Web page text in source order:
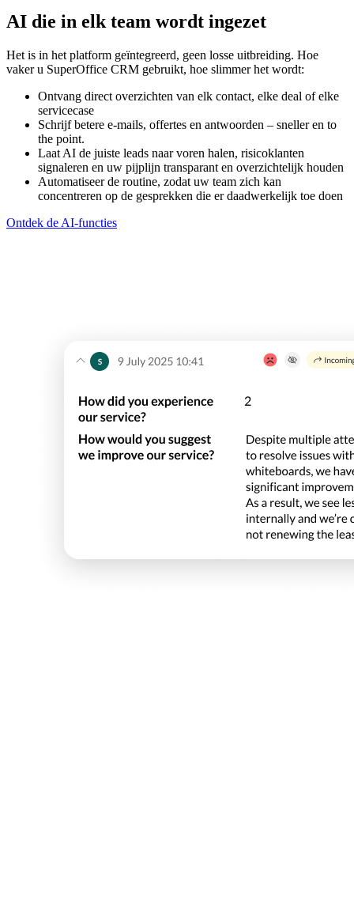
AI die in elk team wordt ingezet
Het is in het platform geïntegreerd, geen losse uitbreiding. Hoe
vaker u SuperOffice CRM gebruikt, hoe slimmer het wordt:
Ontvang direct overzichten van elk contact, elke deal of elke
servicecase
Schrijf betere e-mails, offertes en antwoorden – sneller en to
the point.
Laat AI de juiste leads naar voren halen, risicoklanten
signaleren en uw pijplijn transparant en overzichtelijk houden
Automatiseer de routine, zodat uw team zich kan
concentreren op de gesprekken die er daadwerkelijk toe doen
Ontdek de AI-functies